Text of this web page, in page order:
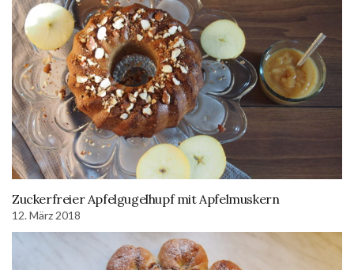
Zuckerfreier Apfelgugelhupf mit Apfelmuskern
12. März 2018